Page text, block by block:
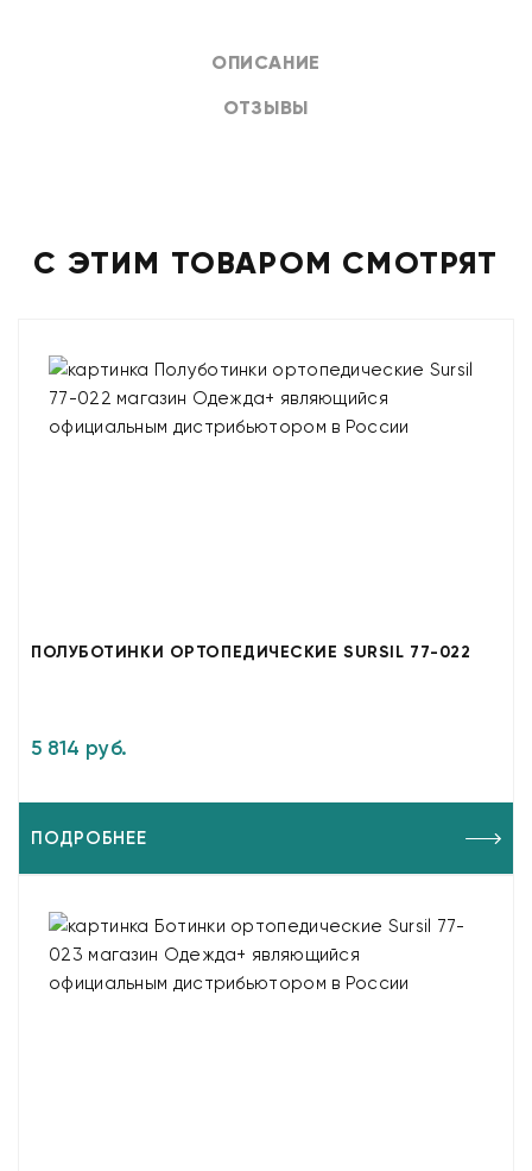
ОПИСАНИЕ
ОТЗЫВЫ
С ЭТИМ ТОВАРОМ СМОТРЯТ
ПОЛУБОТИНКИ ОРТОПЕДИЧЕСКИЕ SURSIL 77-022
5 814 руб.
ПОДРОБНЕЕ